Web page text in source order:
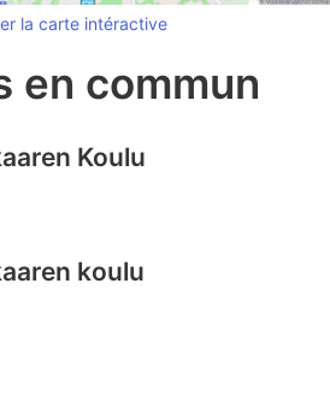
la carte intéractive
en commun
Koulu
koulu